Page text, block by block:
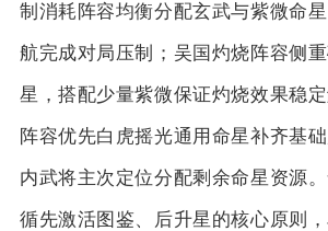
制消耗阵容均衡分配玄武与紫微命
航完成对局压制；吴国灼烧阵容侧
星，搭配少量紫微保证灼烧效果稳
阵容优先白虎摇光通用命星补齐基
内武将主次定位分配剩余命星资源
循先激活图鉴、后升星的核心原则